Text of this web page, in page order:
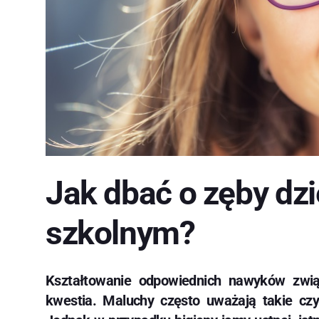
Jak dbać o zęby
szkolnym?
Kształtowanie odpowiednich nawyków
kwestia. Maluchy często uważają takie